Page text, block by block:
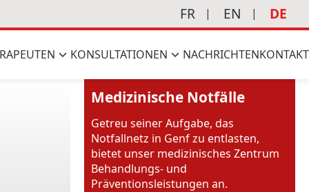
FR EN DE
KONSULTATIONEN NACHRICHTENKONTAKT
Medizinische Notfälle
Getreu seiner Aufgabe, das
Notfallnetz in Genf zu entlasten,
bietet unser medizinisches Zentrum
Behandlungs- und
Präventionsleistungen an.